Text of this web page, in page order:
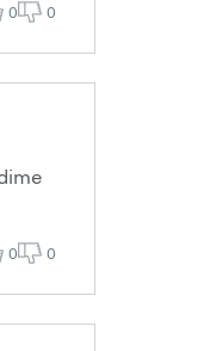
0 0
0 0